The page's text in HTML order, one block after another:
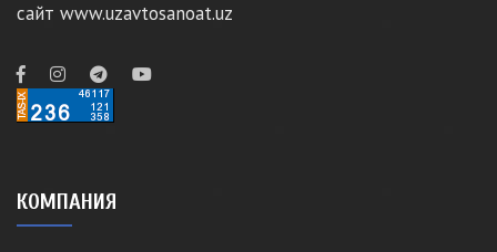
сайт www.uzavtosanoat.uz
КОМПАНИЯ